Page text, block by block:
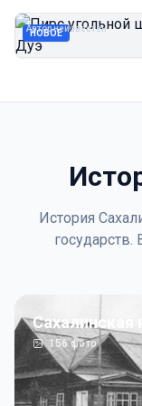
НОВОЕ
Автор неизвестен
История
государств.
Сахалинская
156фото